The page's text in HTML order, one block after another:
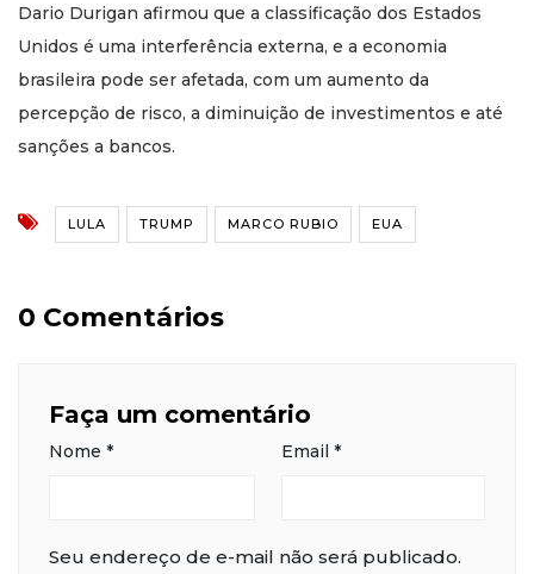
Dario Durigan afirmou que a classificação dos Estados
Unidos é uma interferência externa, e a economia
brasileira pode ser afetada, com um aumento da
percepção de risco, a diminuição de investimentos e até
sanções a bancos.
LULA TRUMP MARCO RUBIO EUA
0 Comentários
Faça um comentário
Nome * Email *
Seu endereço de e-mail não será publicado.